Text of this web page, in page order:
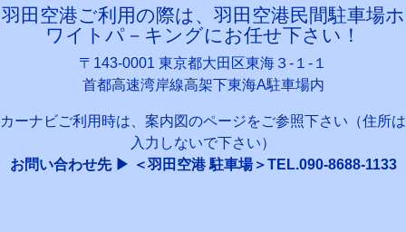
羽田空港ご利用の際は、羽田空港民間駐車場ホ
ワイトパ－キングにお任せ下さい！
〒143-0001 東京都大田区東海３-１-１
首都高速湾岸線高架下東海A駐車場内
カーナビご利用時は、案内図のページをご参照下さい（住所は
入力しないで下さい）
お問い合わせ先 ▶ ＜羽田空港 駐車場＞TEL.090-8688-1133